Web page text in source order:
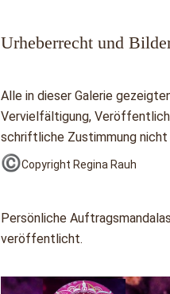
Urheberrecht und
Alle in dieser Galerie
Vervielfältigung,
schriftliche Zustimmung
©️Copyright Regina Rauh
Persönliche
veröffentlicht.